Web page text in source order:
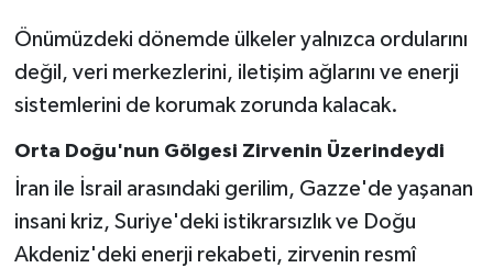
Önümüzdeki dönemde ülkeler yalnızca ordularını
değil, veri merkezlerini, iletişim ağlarını ve enerji
sistemlerini de korumak zorunda kalacak.
Orta Doğu'nun Gölgesi Zirvenin Üzerindeydi
İran ile İsrail arasındaki gerilim, Gazze'de yaşanan
insani kriz, Suriye'deki istikrarsızlık ve Doğu
Akdeniz'deki enerji rekabeti, zirvenin resmî